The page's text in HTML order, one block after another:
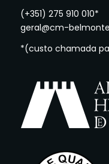
(+351) 275 910 010*
geral@cm-
*(custo chamada